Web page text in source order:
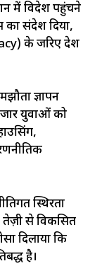
में विदेश पहुंचने
का संदेश दिया,
के जरिए प्रदेश
ज्ञापन
युवाओं को
स्थिरता
से विकसित
दिलाया कि
है।